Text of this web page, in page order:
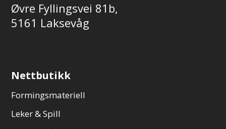
Øvre Fyllingsvei 81b,
5161 Laksevåg
Nettbutikk
Formingsmateriell
Leker & Spill